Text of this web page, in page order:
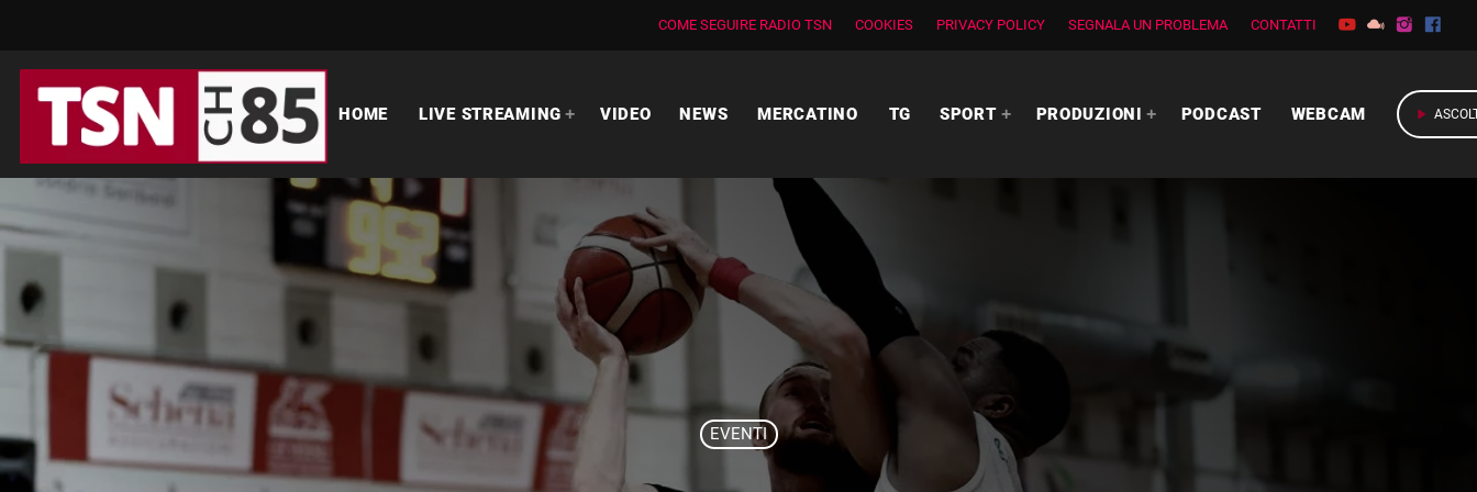
COME SEGUIRE RADIO TSN COOKIES PRIVACY POLICY SEGNALA UN PROBLEMA CONTATTI
HOME LIVE STREAMING VIDEO NEWS MERCATINO TG SPORT PRODUZIONI PODCAST WEBCAM play_arrow
EVENTI